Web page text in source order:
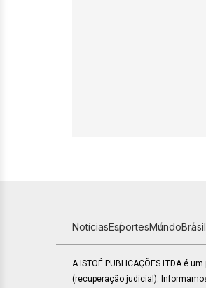
NotíciasEsportesMundoBrasil
A ISTOÉ PUBLICAÇÕES LTDA é
(recuperação judicial).